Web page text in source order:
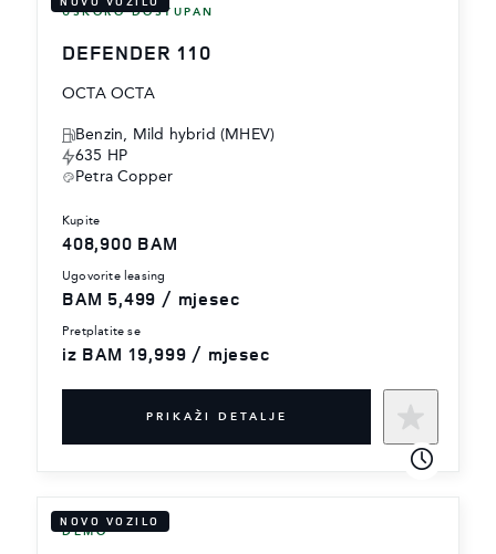
USKORO DOSTUPAN
DEFENDER 110
OCTA OCTA
Benzin, Mild hybrid (MHEV)
635 HP
Petra Copper
kupite
408,900 BAM
ugovorite leasing
BAM 5,499 / mjesec
pretplatite se
iz BAM 19,999 / mjesec
PRIKAŽI DETALJE
NOVO VOZILO
DEMO